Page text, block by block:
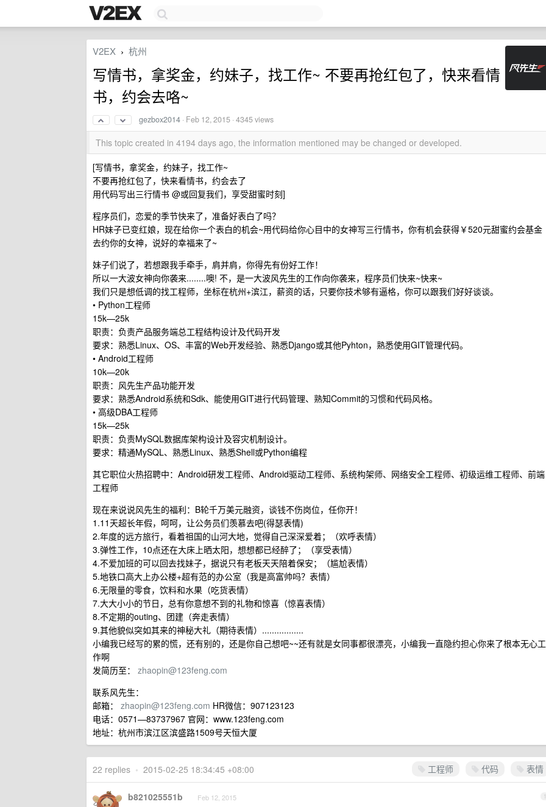
V2EX › 杭州
写情书，拿奖金，约妹子，找工作~ 不要再抢红包了，快来看情
书，约会去咯~
gezbox2014 · Feb 12, 2015 · 4345 views
This topic created in 4194 days ago, the information mentioned may be changed or developed.
[写情书，拿奖金，约妹子，找工作~
不要再抢红包了，快来看情书，约会去了
用代码写出三行情书 @或回复我们，享受甜蜜时刻]
程序员们，恋爱的季节快来了，准备好表白了吗？
HR妹子已变红娘，现在给你一个表白的机会~用代码给你心目中的女神写三行情书，你有机会获得￥520元甜蜜约会基金
去约你的女神，说好的幸福来了~
妹子们说了，若想跟我手牵手，肩并肩，你得先有份好工作！
所以一大波女神向你袭来........噢! 不，是一大波风先生的工作向你袭来，程序员们快来~快来~
我们只是想低调的找工程师，坐标在杭州+滨江，薪资的话，只要你技术够有逼格，你可以跟我们好好谈谈。
• Python工程师
15k—25k
职责：负责产品服务端总工程结构设计及代码开发
要求：熟悉Linux、OS、丰富的Web开发经验、熟悉Django或其他Pyhton，熟悉使用GIT管理代码。
• Android工程师
10k—20k
职责：风先生产品功能开发
要求：熟悉Android系统和Sdk、能使用GIT进行代码管理、熟知Commit的习惯和代码风格。
• 高级DBA工程师
15k—25k
职责：负责MySQL数据库架构设计及容灾机制设计。
要求：精通MySQL、熟悉Linux、熟悉Shell或Python编程
其它职位火热招聘中：Android研发工程师、Android驱动工程师、系统构架师、网络安全工程师、初级运维工程师、前端
工程师
现在来说说风先生的福利：B轮千万美元融资，谈钱不伤岗位，任你开！
1.11天超长年假，呵呵，让公务员们羡慕去吧(得瑟表情)
2.年度的远方旅行，看着祖国的山河大地，觉得自己深深爱着；（欢呼表情）
3.弹性工作，10点还在大床上晒太阳，想想都已经醉了；（享受表情）
4.不爱加班的可以回去找妹子，据说只有老板天天陪着保安；（尴尬表情）
5.地铁口高大上办公楼+超有范的办公室（我是高富帅吗？表情）
6.无限量的零食，饮料和水果（吃货表情）
7.大大小小的节日，总有你意想不到的礼物和惊喜（惊喜表情）
8.不定期的outing、团建（奔走表情）
9.其他貌似突如其来的神秘大礼（期待表情）.................
小编我已经写的累的慌，还有别的，还是你自己想吧~~还有就是女同事都很漂亮，小编我一直隐约担心你来了根本无心工
作啊
发简历至： zhaopin@123feng.com
联系风先生：
邮箱： zhaopin@123feng.com HR微信：907123123
电话：0571—83737967 官网：www.123feng.com
地址：杭州市滨江区滨盛路1509号天恒大厦
工程师 代码 表情
22 replies • 2015-02-25 18:34:45 +08:00
1
b821025551b Feb 12, 2015